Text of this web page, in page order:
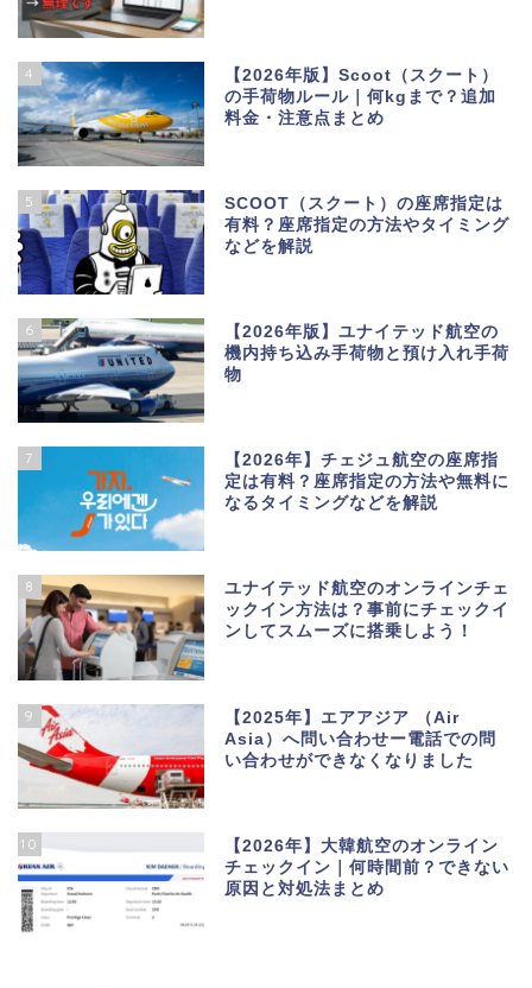
4
【2026年版】Scoot（スクート）
の手荷物ルール｜何kgまで？追加
料金・注意点まとめ
5
SCOOT（スクート）の座席指定は
有料？座席指定の方法やタイミング
などを解説
6
【2026年版】ユナイテッド航空の
機内持ち込み手荷物と預け入れ手荷
物
7
【2026年】チェジュ航空の座席指
定は有料？座席指定の方法や無料に
なるタイミングなどを解説
8
ユナイテッド航空のオンラインチェ
ックイン方法は？事前にチェックイ
ンしてスムーズに搭乗しよう！
9
【2025年】エアアジア （Air
Asia）へ問い合わせー電話での問
い合わせができなくなりました
10
【2026年】大韓航空のオンライン
チェックイン｜何時間前？できない
原因と対処法まとめ